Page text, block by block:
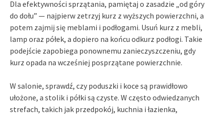
Dla efektywności sprzątania, pamiętaj o zasadzie „od góry
do dołu” — najpierw zetrzyj kurz z wyższych powierzchni, a
potem zajmij się meblami i podłogami. Usuń kurz z mebli,
lamp oraz półek, a dopiero na końcu odkurz podłogi. Takie
podejście zapobiega ponownemu zanieczyszczeniu, gdy
kurz opada na wcześniej posprzątane powierzchnie.
W salonie, sprawdź, czy poduszki i koce są prawidłowo
ułożone, a stolik i półki są czyste. W często odwiedzanych
strefach, takich jak przedpokój, kuchnia i łazienka,